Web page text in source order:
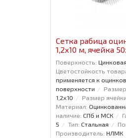
Сетка рабица
1,2x10 м, ячейка
Поверхность: Цинковая
Цветостойкость
применяется к
поверхности
1,2x10
Размер
Материал:
наличие: СПб и МСК
5
Тип: Стальная
Производитель: НЛМК